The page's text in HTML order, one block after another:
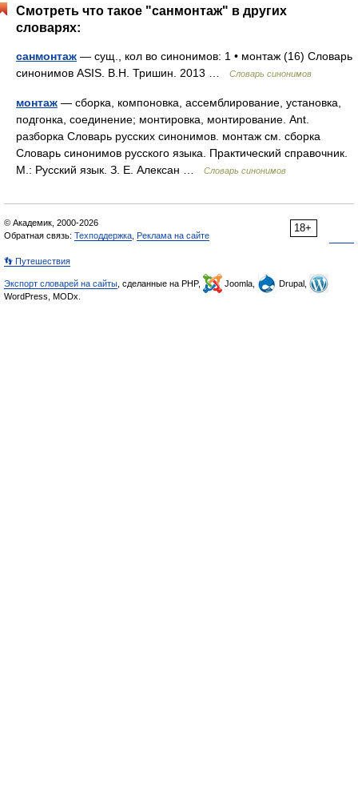
Смотреть что такое "санмонтаж" в других
словарях:
санмонтаж — сущ., кол во синонимов: 1 • монтаж (16) Словарь
синонимов ASIS. В.Н. Тришин. 2013 …
Словарь синонимов
монтаж — сборка, компоновка, ассемблирование, установка,
подгонка, соединение; монтировка, монтирование. Ant.
разборка Словарь русских синонимов. монтаж см. сборка
Словарь синонимов русского языка. Практический справочник.
М.: Русский язык. З. Е. Алексан …
Словарь синонимов
18+
© Академик, 2000-2026
Обратная связь: Техподдержка Реклама на сайте
👣 Путешествия
Экспорт словарей на сайты , сделанные на PHP, Joomla,
Drupal,
WordPress, MODx.